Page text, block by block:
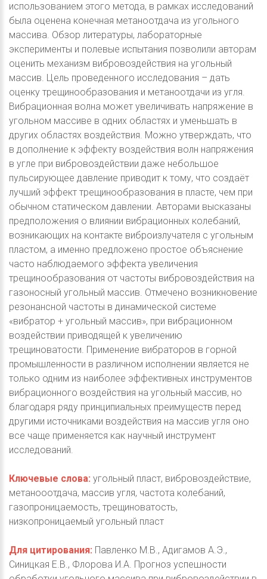
использованием этого метода, в рамках исследований
была оценена конечная метаноотдача из угольного
массива. Обзор литературы, лабораторные
эксперименты и полевые испытания позволили авторам
оценить механизм вибровоздействия на угольный
массив. Цель проведенного исследования – дать
оценку трещинообразования и метаноотдачи из угля.
Вибрационная волна может увеличивать напряжение в
угольном массиве в одних областях и уменьшать в
других областях воздействия. Можно утверждать, что
в дополнение к эффекту воздействия волн напряжения
в угле при вибровоздействии даже небольшое
пульсирующее давление приводит к тому, что создаёт
лучший эффект трещинообразования в пласте, чем при
обычном статическом давлении. Авторами высказаны
предположения о влиянии вибрационных колебаний,
возникающих на контакте виброизлучателя с угольным
пластом, а именно предложено простое объяснение
часто наблюдаемого эффекта увеличения
трещинообразования от частоты вибровоздействия на
газоносный угольный массив. Отмечено возникновение
резонансной частоты в динамической системе
«вибратор + угольный массив», при вибрационном
воздействии приводящей к увеличению
трещиноватости. Применение вибраторов в горной
промышленности в различном исполнении является не
только одним из наиболее эффективных инструментов
вибрационного воздействия на угольный массив, но
благодаря ряду принципиальных преимуществ перед
другими источниками воздействия на массив угля оно
все чаще применяется как научный инструмент
исследований.
Ключевые слова: угольный пласт, вибровоздействие,
метанооотдача, массив угля, частота колебаний,
газопроницаемость, трещиноватость,
низкопроницаемый угольный пласт
Для цитирования: Павленко М.В., Адигамов А.Э.,
Синицкая Е.В., Флорова И.А. Прогноз успешности